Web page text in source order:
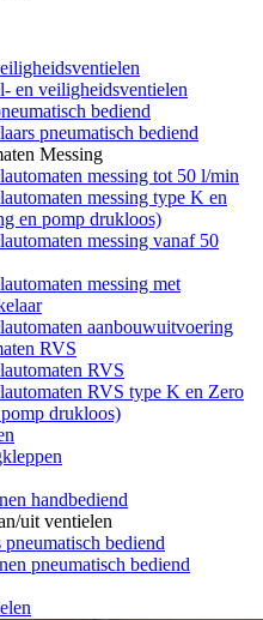
en veiligheidsventielen
bediend
pneumatisch bediend
Messing
messing tot 50 l/min
messing type K en
en pomp drukloos)
messing vanaf 50
messing met
aanbouwuitvoering
RVS
RVS
RVS type K en Zero
drukloos)
handbediend
uit ventielen
bediend
pneumatisch bediend